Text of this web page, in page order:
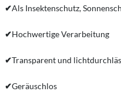
✔Als Insektenschutz,
✔Hochwertige Verarbeitung
✔Transparent und
✔Geräuschlos